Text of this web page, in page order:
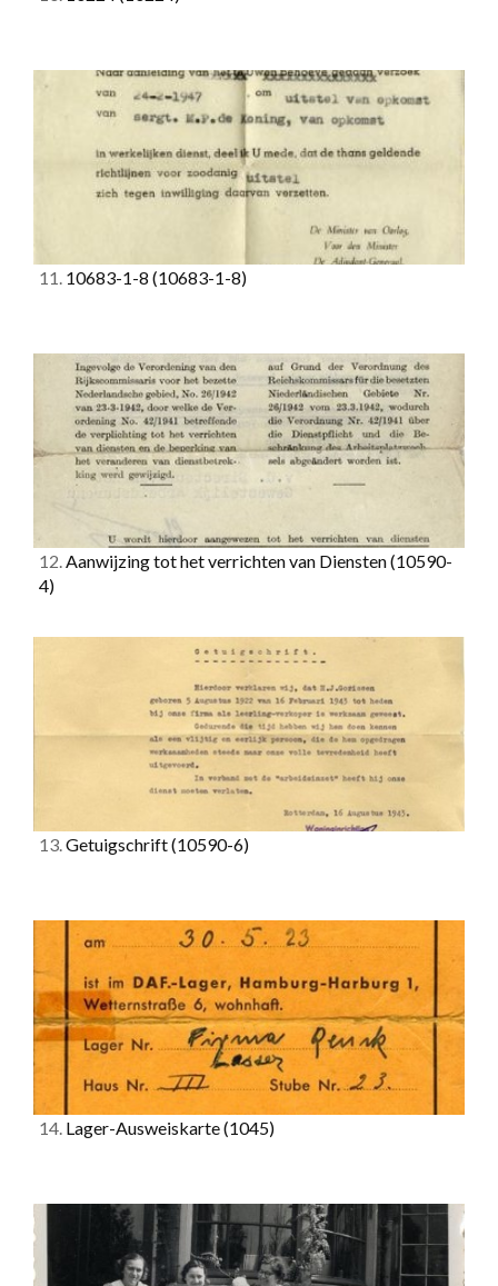
11. 10683-1-8 (10683-1-8)
12.Aanwijzing tot het verrichten van Diensten(10590-
4)
13.Getuigschrift(10590-6)
14. Lager-Ausweiskarte(1045)